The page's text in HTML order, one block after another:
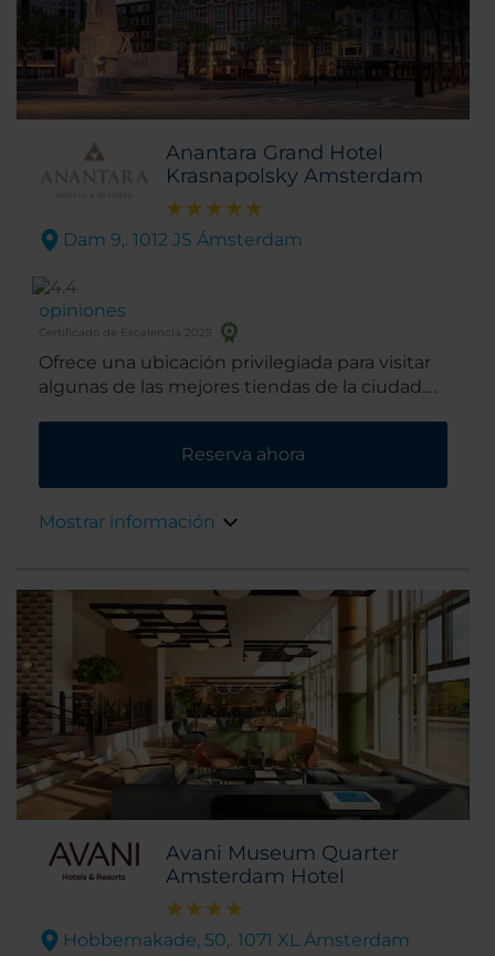
Anantara Grand Hotel
Krasnapolsky Amsterdam
Dam 9,. 1012 JS Ámsterdam
opiniones
Certificado de Excelencia 2025
Ofrece una ubicación privilegiada para visitar
algunas de las mejores tiendas de la ciudad.
Reserva ahora
Mostrar información
Avani Museum Quarter
Amsterdam Hotel
Hobbemakade, 50,. 1071 XL Ámsterdam